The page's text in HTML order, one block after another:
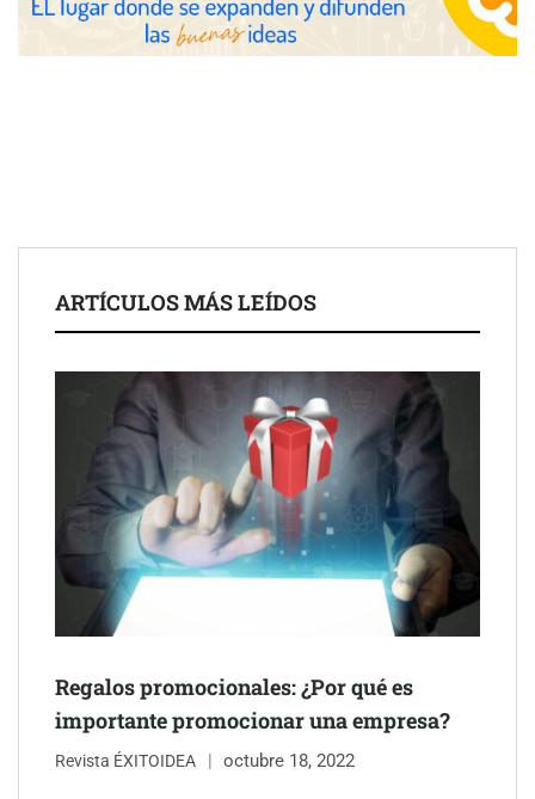
Servimudanzas supera las 3.000 reseñas con 4,8 estrellas en
Jumpstart: EE.UU. redefine la movilidad profesional con
medidas que impactan a empresas y talento
ARTÍCULOS MÁS LEÍDOS
Regalos promocionales: ¿Por qué es
importante promocionar una empresa?
Revista ÉXITOIDEA octubre 18, 2022